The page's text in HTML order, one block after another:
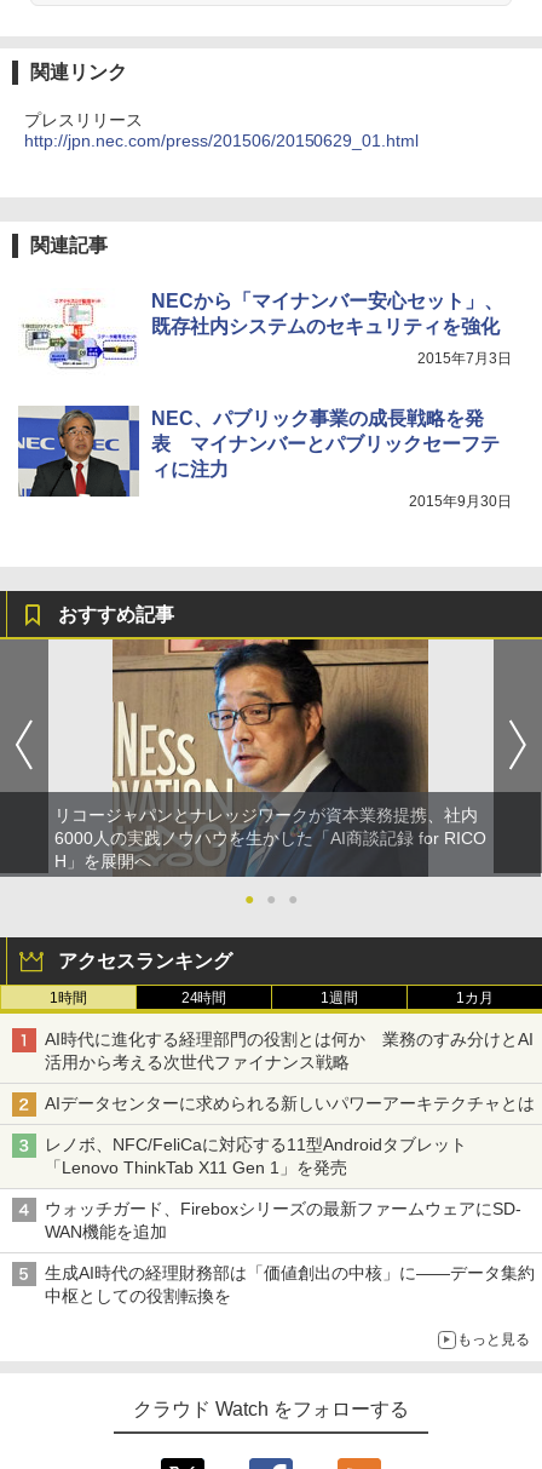
関連リンク
プレスリリース
http://jpn.nec.com/press/201506/20150629_01.html
関連記事
NECから「マイナンバー安心セット」、
既存社内システムのセキュリティを強化
2015年7月3日
NEC、パブリック事業の成長戦略を発
表 マイナンバーとパブリックセーフテ
ィに注力
2015年9月30日
おすすめ記事
リコージャパンとナレッジワークが資本業務提携、社内
6000人の実践ノウハウを生かした「AI商談記録 for RICO
H」を展開へ
●
● ●
アクセスランキング
1時間 24時間 1週間 1カ月
AI時代に進化する経理部門の役割とは何か 業務のすみ分けとAI
活用から考える次世代ファイナンス戦略
AIデータセンターに求められる新しいパワーアーキテクチャとは
レノボ、NFC/FeliCaに対応する11型Androidタブレット
「Lenovo ThinkTab X11 Gen 1」を発売
ウォッチガード、Fireboxシリーズの最新ファームウェアにSD-
WAN機能を追加
生成AI時代の経理財務部は「価値創出の中核」に――データ集約
中枢としての役割転換を
もっと見る
クラウド Watch をフォローする